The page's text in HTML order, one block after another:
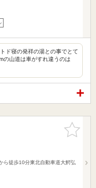
ド寝の発祥の湯との事でとて
の山道は車がすれ違うのは
お気に入
りに追加
ら徒歩10分東北自動車道大鰐弘